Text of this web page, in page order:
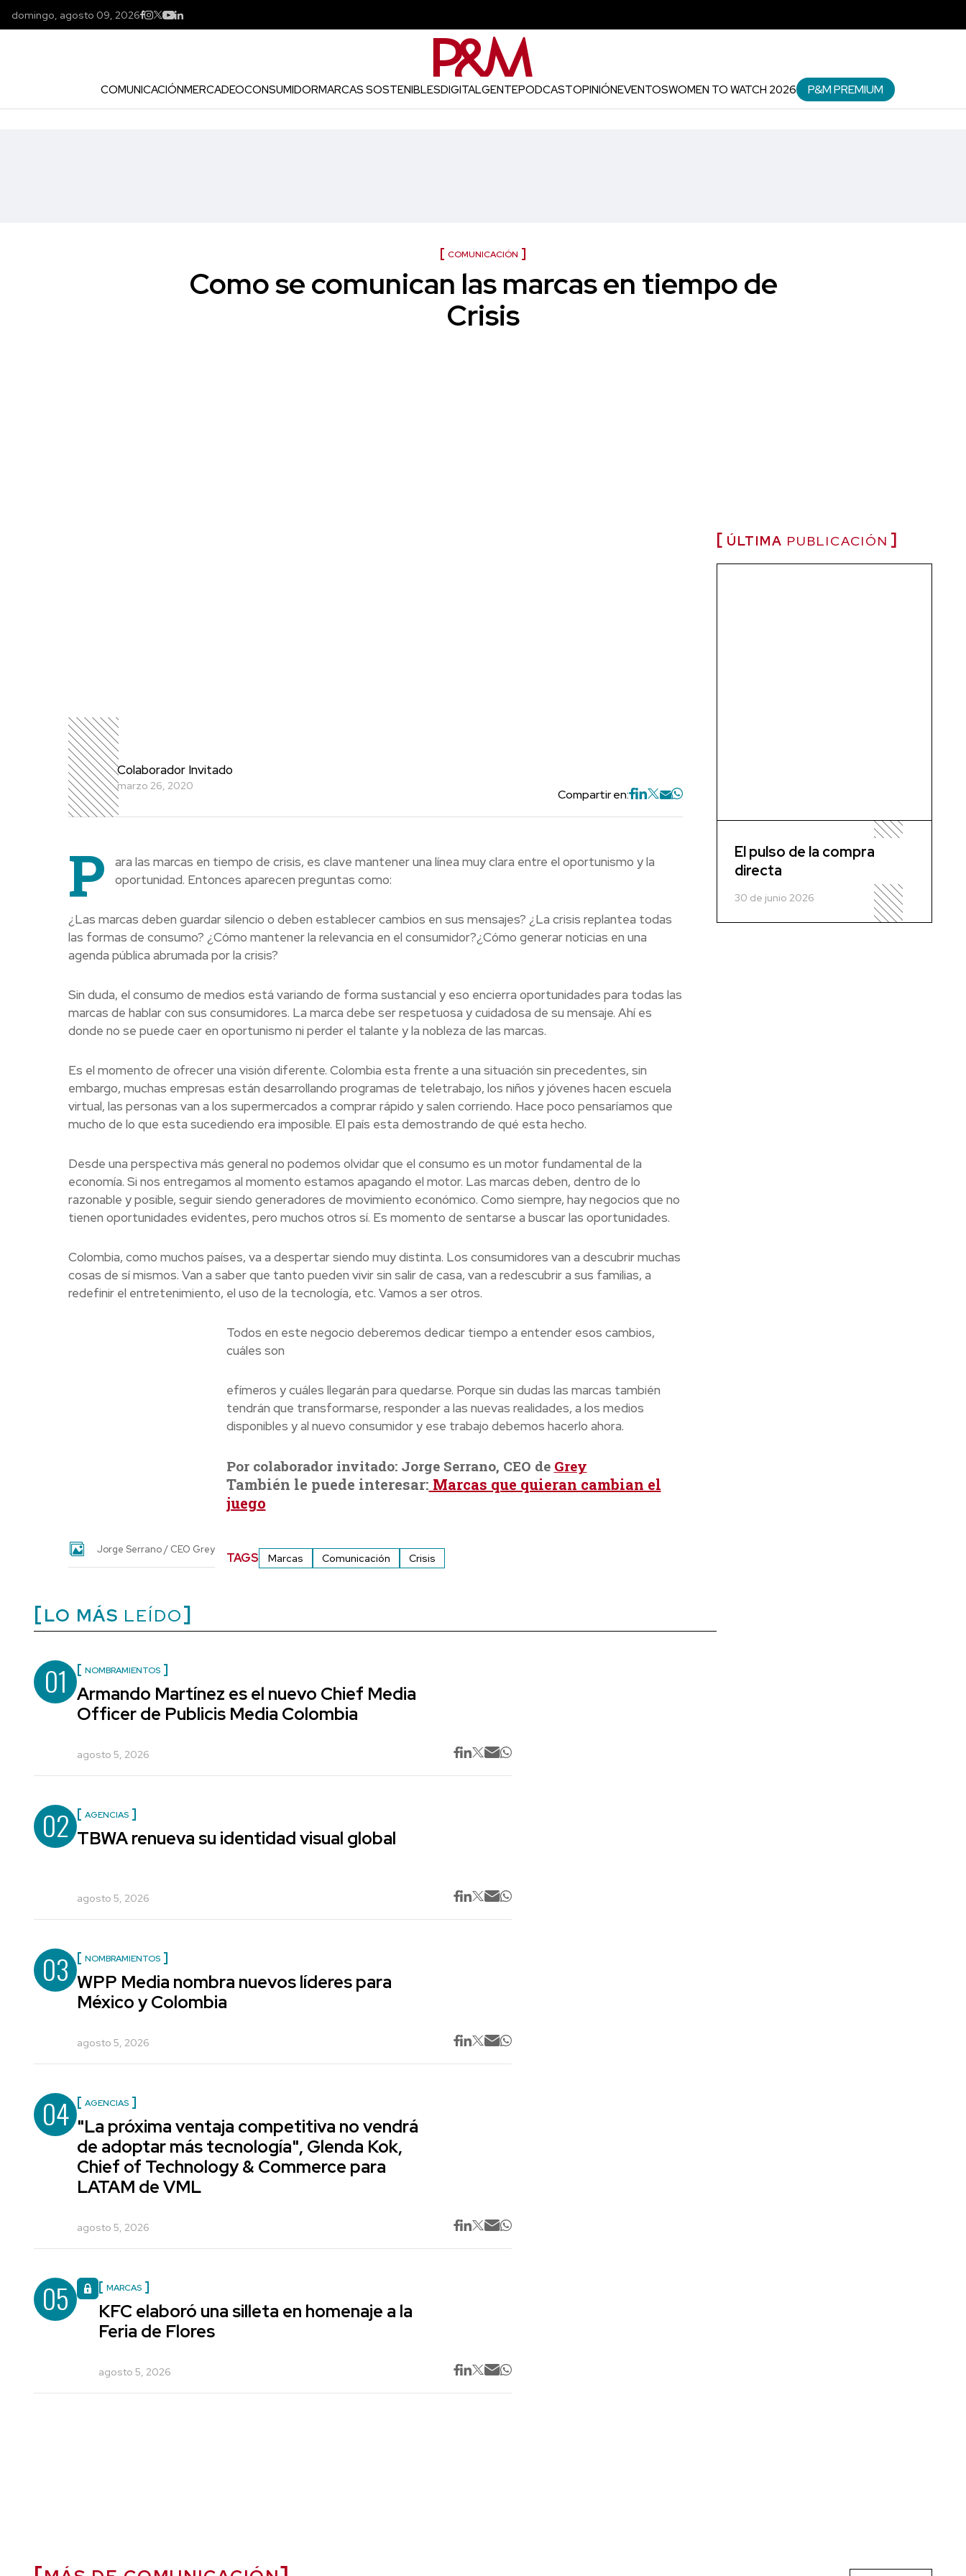
domingo, agosto 09, 2026
COMUNICACIÓNMERCADEOCONSUMIDORMARCAS SOSTENIBLESDIGITALGENTEPODCASTOPINIÓNEVENTOSWOMEN TO WATCH 2026 P&M PREMIUM
COMUNICACIÓN
Como se comunican las marcas en tiempo de
Crisis
Colaborador Invitado
marzo 26, 2020
Compartir en:
P
ara las marcas en tiempo de crisis, es clave mantener una línea muy clara entre el oportunismo y la
oportunidad. Entonces aparecen preguntas como:
¿Las marcas deben guardar silencio o deben establecer cambios en sus mensajes? ¿La crisis replantea todas
las formas de consumo? ¿Cómo mantener la relevancia en el consumidor?¿Cómo generar noticias en una
agenda pública abrumada por la crisis?
Sin duda, el consumo de medios está variando de forma sustancial y eso encierra oportunidades para todas las
marcas de hablar con sus consumidores. La marca debe ser respetuosa y cuidadosa de su mensaje. Ahí es
donde no se puede caer en oportunismo ni perder el talante y la nobleza de las marcas.
Es el momento de ofrecer una visión diferente. Colombia esta frente a una situación sin precedentes, sin
embargo, muchas empresas están desarrollando programas de teletrabajo, los niños y jóvenes hacen escuela
virtual, las personas van a los supermercados a comprar rápido y salen corriendo. Hace poco pensaríamos que
mucho de lo que esta sucediendo era imposible. El país esta demostrando de qué esta hecho.
Desde una perspectiva más general no podemos olvidar que el consumo es un motor fundamental de la
economía. Si nos entregamos al momento estamos apagando el motor. Las marcas deben, dentro de lo
razonable y posible, seguir siendo generadores de movimiento económico. Como siempre, hay negocios que no
tienen oportunidades evidentes, pero muchos otros sí. Es momento de sentarse a buscar las oportunidades.
Colombia, como muchos países, va a despertar siendo muy distinta. Los consumidores van a descubrir muchas
cosas de sí mismos. Van a saber que tanto pueden vivir sin salir de casa, van a redescubrir a sus familias, a
redefinir el entretenimiento, el uso de la tecnología, etc. Vamos a ser otros.
Jorge Serrano / CEO Grey
Todos en este negocio deberemos dedicar tiempo a entender esos cambios,
cuáles son
efímeros y cuáles llegarán para quedarse. Porque sin dudas las marcas también
tendrán que transformarse, responder a las nuevas realidades, a los medios
disponibles y al nuevo consumidor y ese trabajo debemos hacerlo ahora.
Por colaborador invitado: Jorge Serrano, CEO de Grey
También le puede interesar: Marcas que quieran cambian el
juego
TAGS Marcas Comunicación Crisis
LO MÁS LEÍDO
01 NOMBRAMIENTOS
Armando Martínez es el nuevo Chief Media
Officer de Publicis Media Colombia
agosto 5, 2026
02 AGENCIAS
TBWA renueva su identidad visual global
agosto 5, 2026
03 NOMBRAMIENTOS
WPP Media nombra nuevos líderes para
México y Colombia
agosto 5, 2026
04 AGENCIAS
"La próxima ventaja competitiva no vendrá
de adoptar más tecnología", Glenda Kok,
Chief of Technology & Commerce para
LATAM de VML
agosto 5, 2026
05 MARCAS
KFC elaboró una silleta en homenaje a la
Feria de Flores
agosto 5, 2026
ÚLTIMA PUBLICACIÓN
El pulso de la compra
directa
30 de junio 2026